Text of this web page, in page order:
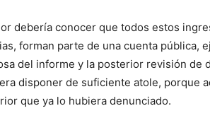
debería conocer que todos estos
forman parte de una cuenta pública,
del informe y la posterior revisión de
disponer de suficiente atole, porque
que ya lo hubiera denunciado.